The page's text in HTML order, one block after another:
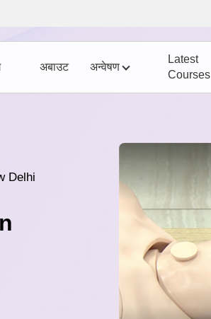
अबाउट अन्वेषण
Latest
Courses
Delhi